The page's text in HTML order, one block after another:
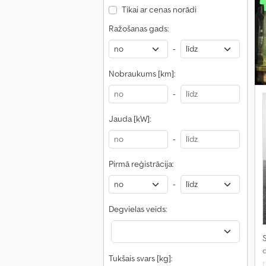
Tikai ar cenas norādi
Ražošanas gads:
-
Nobraukums [km]:
-
Jauda [kW]:
-
Pirmā reģistrācija:
-
Degvielas veids:
Tukšais svars [kg]: